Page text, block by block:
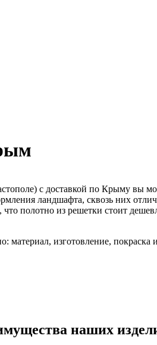
с доставкой по Крыму вы
ландшафта, сквозь них
полотно из решетки стоит
материал, изготовление, покраска
наших